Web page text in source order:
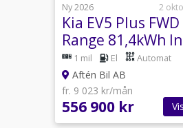
Ny 2026
2
Kia EV5 Plus
Range 81,4kWh
VHJUL
1 mil El Automat
Aftén Bil AB
fr. 9 023 kr/mån
556 900 kr